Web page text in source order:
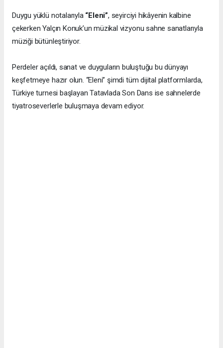
Duygu yüklü notalarıyla “Eleni”, seyirciyi hikâyenin kalbine
çekerken Yalçın Konuk’un müzikal vizyonu sahne sanatlarıyla
müziği bütünleştiriyor.
Perdeler açıldı, sanat ve duyguların buluştuğu bu dünyayı
keşfetmeye hazır olun. “Eleni” şimdi tüm dijital platformlarda,
Türkiye turnesi başlayan Tatavlada Son Dans ise sahnelerde
tiyatroseverlerle buluşmaya devam ediyor.